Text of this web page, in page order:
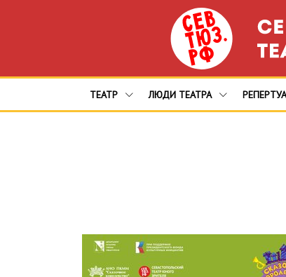
ТЕАТР ЛЮДИ ТЕАТРА